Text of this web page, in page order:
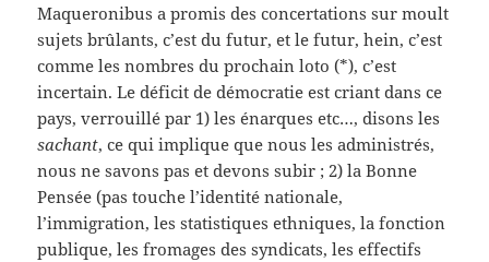
Maqueronibus a promis des concertations sur moult
sujets brûlants, c’est du futur, et le futur, hein, c’est
comme les nombres du prochain loto (*), c’est
incertain. Le déficit de démocratie est criant dans ce
pays, verrouillé par 1) les énarques etc…, disons les
sachant, ce qui implique que nous les administrés,
nous ne savons pas et devons subir ; 2) la Bonne
Pensée (pas touche l’identité nationale,
l’immigration, les statistiques ethniques, la fonction
publique, les fromages des syndicats, les effectifs